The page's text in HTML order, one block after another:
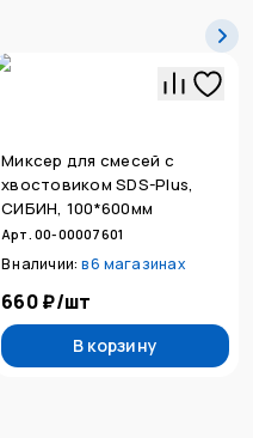
Миксер для смесей с
хвостовиком SDS-Plus,
СИБИН, 100*600мм
Арт. 00-00007601
В наличии: в6 магазинах
660 ₽/шт
В корзину